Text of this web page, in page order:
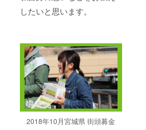
したいと思います。
2018年10月宮城県 街頭募金